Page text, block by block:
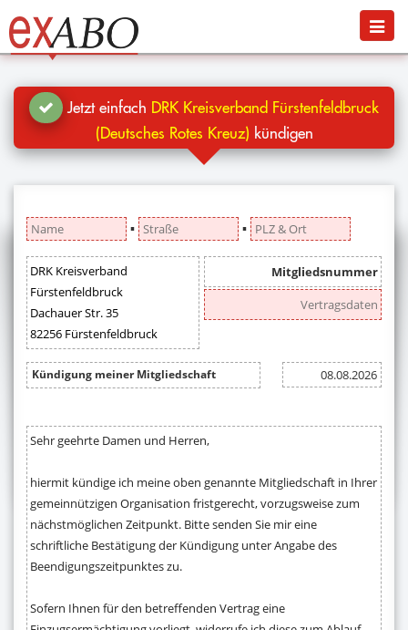
Jetzt kündigen
Blog
Hilfe
Anmelden
Menü
Jetzt einfach DRK Kreisverband Fürstenfeldbruck
(Deutsches Rotes Kreuz) kündigen
▪ ▪